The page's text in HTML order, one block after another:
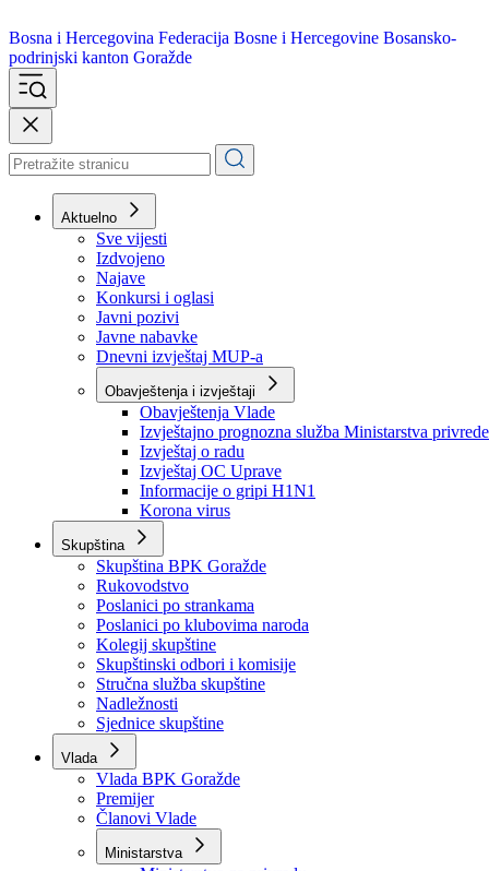
Bosna i Hercegovina
podrinjski kanton Goražde
Aktuelno
Sve vijesti
Izdvojeno
Najave
Konkursi i oglasi
Javni pozivi
Javne nabavke
Dnevni izvještaj MUP-a
Obavještenja i izvještaji
Obavještenja Vlade
Izvještajno prognozna služba Ministarstva privrede
Izvještaj o radu
Izvještaj OC Uprave
Informacije o gripi H1N1
Korona virus
Skupština
Skupština BPK Goražde
Rukovodstvo
Poslanici po strankama
Poslanici po klubovima naroda
Kolegij skupštine
Skupštinski odbori i komisije
Stručna služba skupštine
Nadležnosti
Sjednice skupštine
Vlada
Vlada BPK Goražde
Premijer